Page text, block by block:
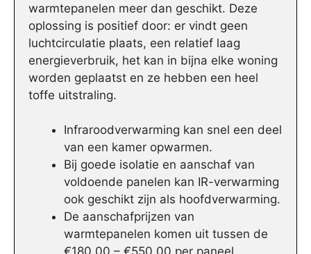
warmtepanelen meer dan geschikt. Deze
oplossing is positief door: er vindt geen
luchtcirculatie plaats, een relatief laag
energieverbruik, het kan in bijna elke woning
worden geplaatst en ze hebben een heel
toffe uitstraling.
Infraroodverwarming kan snel een deel
van een kamer opwarmen.
Bij goede isolatie en aanschaf van
voldoende panelen kan IR-verwarming
ook geschikt zijn als hoofdverwarming.
De aanschafprijzen van
warmtepanelen komen uit tussen de